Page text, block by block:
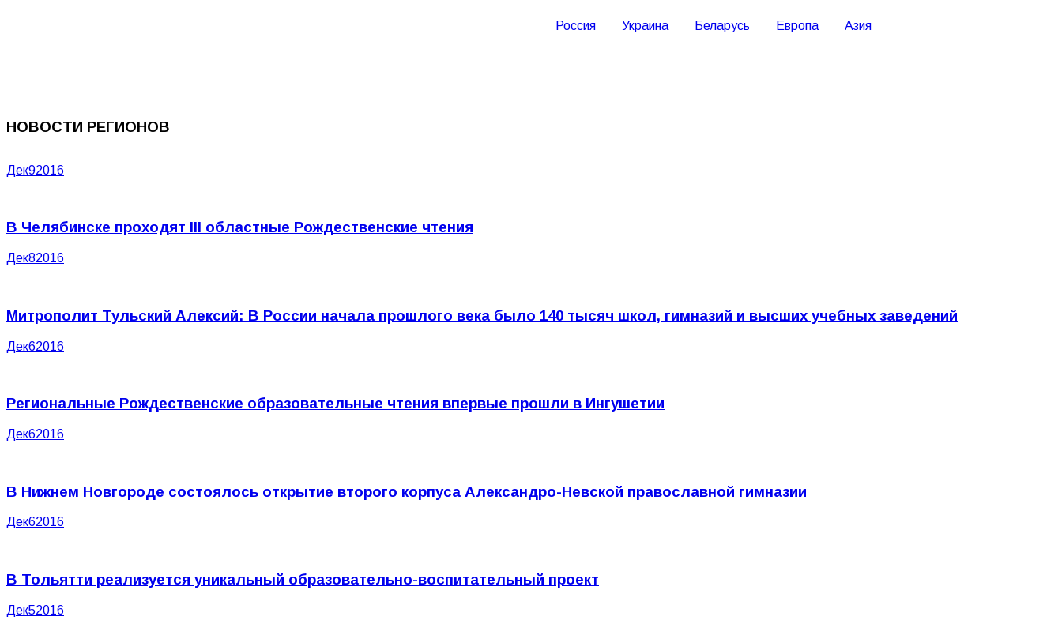
Россия Украина Беларусь Европа Азия
НОВОСТИ РЕГИОНОВ
Дек92016
В Челябинске проходят III областные Рождественские чтения
Дек82016
Митрополит Тульский Алексий: В России начала прошлого века было 140 тысяч школ, гимназий и высших учебных заведений
Дек62016
Региональные Рождественские образовательные чтения впервые прошли в Ингушетии
Дек62016
В Нижнем Новгороде состоялось открытие второго корпуса Александро-Невской православной гимназии
Дек62016
В Тольятти реализуется уникальный образовательно-воспитательный проект
Дек52016